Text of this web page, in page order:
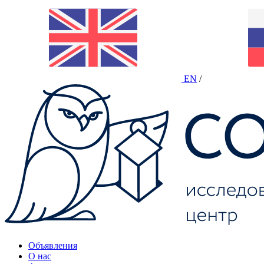
EN /
Объявления
О нас